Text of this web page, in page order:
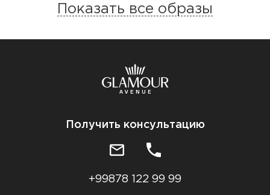
Показать все образы
Получить консультацию
+99878 122 99 99